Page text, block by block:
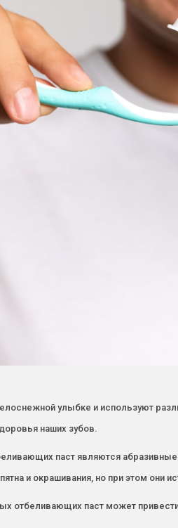
улыбке и используют
наших зубов.
паст являются
и окрашивания, но при этом они
отбеливающих паст может